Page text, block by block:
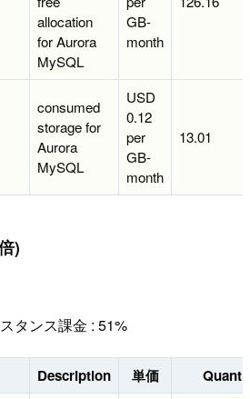
allocation
for Aurora
MySQL
GB-
month
consumed
storage for
Aurora
MySQL
USD
0.12
per
GB-
month
13.01
)
タンス課金 : 51%
Description 単価